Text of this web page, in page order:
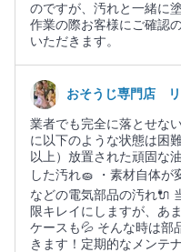
のですが、汚れと一緒に
作業の際お客様にご確認
いただきます。
おそうじ専門店 リ
業者でも完全に落とせな
に以下のような状態は困
以上）放置された頑固な
した汚れ🧽 ・素材自体
などの電気部品の汚れ🔌
限キレイにしますが、あ
ケースも💦 そんな時は部
きます！定期的なメンテ